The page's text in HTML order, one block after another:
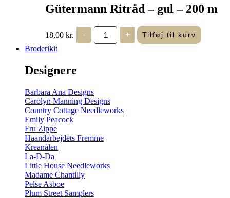
Gütermann Ritråd – gul – 200 m
18,00 kr. -
Gütermann
Ritråd
-
+ Tilføj til kurv
Broderikit
Designere
Barbara Ana Designs
Carolyn Manning Designs
Country Cottage Needleworks
Emily Peacock
Fru Zippe
Haandarbejdets Fremme
Kreanålen
La-D-Da
Little House Needleworks
Madame Chantilly
Pelse Asboe
Plum Street Samplers